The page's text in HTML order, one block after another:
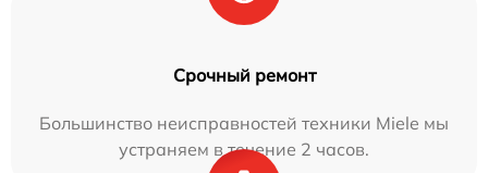
Срочный ремонт
Большинство неисправностей техники Miele мы
устраняем в течение 2 часов.